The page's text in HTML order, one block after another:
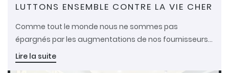
Accueil
LUTTONS ENSEMBLE CONTRE LA VIE CHER
Comme tout le monde nous ne sommes pas
épargnés par les augmentations de nos fournisseurs.
Cependant afin de na pas vous impacter nous avons
pris la décision de ne pas ré-augmenter les tarifs de
Lire la suite